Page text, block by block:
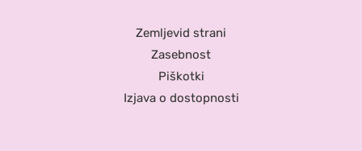
Zemljevid strani
Zasebnost
Piškotki
Izjava o dostopnosti